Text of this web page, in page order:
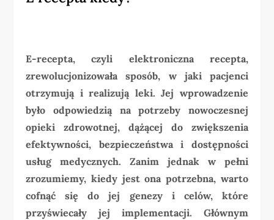
E-recepta, czyli elektroniczna recepta,
zrewolucjonizowała sposób, w jaki pacjenci
otrzymują i realizują leki. Jej wprowadzenie
było odpowiedzią na potrzeby nowoczesnej
opieki zdrowotnej, dążącej do zwiększenia
efektywności, bezpieczeństwa i dostępności
usług medycznych. Zanim jednak w pełni
zrozumiemy, kiedy jest ona potrzebna, warto
cofnąć się do jej genezy i celów, które
przyświecały jej implementacji. Głównym